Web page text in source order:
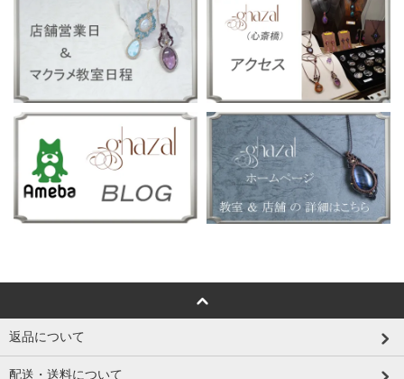
返品について
配送・送料について